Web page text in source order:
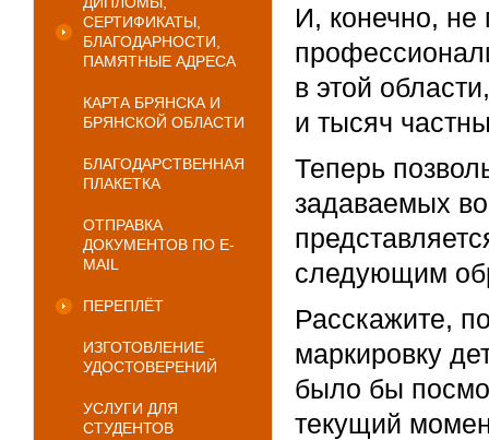
СЕРТИФИКАТЫ,
БЛАГОДАРНОСТИ,
ПАМЯТНЫЕ АДРЕСА
КАРТА БРЯНСКА И
БРЯНСКОЙ ОБЛАСТИ
БЛАГОДАРСТВЕННАЯ
ПЛАКЕТКА
ОТПРАВКА
ДОКУМЕНТОВ ПО E-
MAIL
ПЕРЕПЛЁТ
ИЗГОТОВЛЕНИЕ
УДОСТОВЕРЕНИЙ
УСЛУГИ ДЛЯ
СТУДЕНТОВ
И, конечно,
в этой
и тысяч
Теперь
задаваемых
следующим
Расскажите,
маркировку
было бы
текущий